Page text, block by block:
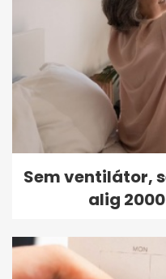
Sem ventilátor,
alig